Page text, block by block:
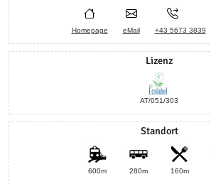
Homepage eMail +43 5673 3839
Lizenz
AT/051/303
Standort
600m 280m 160m